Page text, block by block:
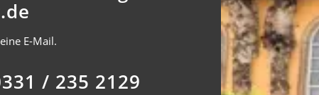
E-Mail.
/ 235 2129